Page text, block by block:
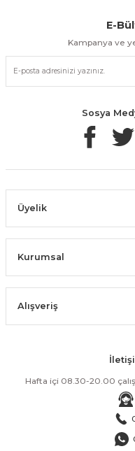
Kolay İade
Güvenli Paketleme Taksit /
E-
Kampanya ve
Sosya
Üyelik
Kurumsal
Alışveriş
Hafta içi 08.30-20.00